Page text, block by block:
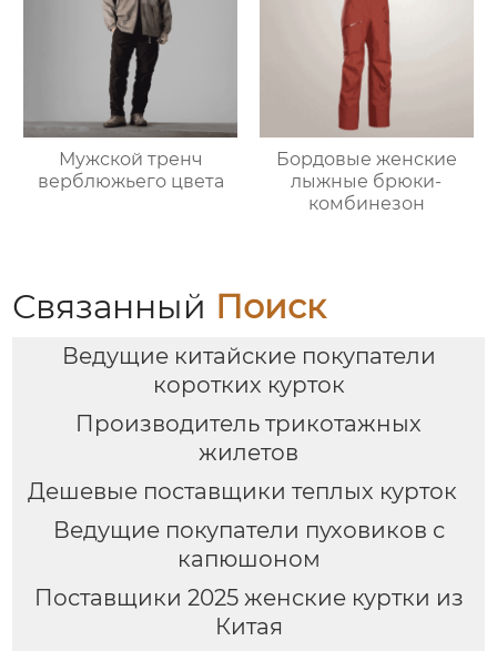
Мужской тренч
верблюжьего цвета
Бордовые женские
лыжные брюки-
комбинезон
Связанный Поиск
Ведущие китайские покупатели
коротких курток
Производитель трикотажных
жилетов
Дешевые поставщики теплых курток
Ведущие покупатели пуховиков с
капюшоном
Поставщики 2025 женские куртки из
Китая